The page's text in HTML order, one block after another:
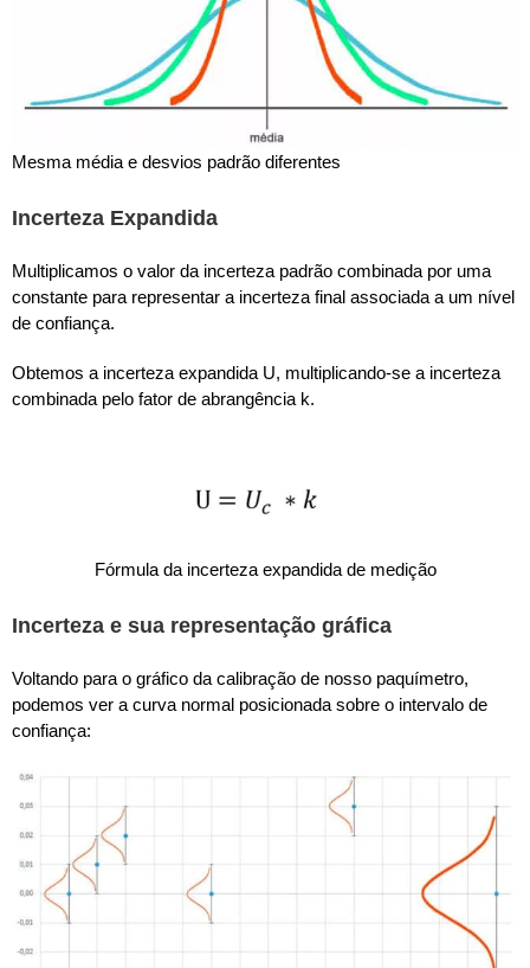
Mesma média e desvios padrão diferentes
Incerteza Expandida
Multiplicamos o valor da incerteza padrão combinada por uma
constante para representar a incerteza final associada a um nível
de confiança.
Obtemos a incerteza expandida U, multiplicando-se a incerteza
combinada pelo fator de abrangência k.
Fórmula da incerteza expandida de medição
Incerteza e sua representação gráfica
Voltando para o gráfico da calibração de nosso paquímetro,
podemos ver a curva normal posicionada sobre o intervalo de
confiança: